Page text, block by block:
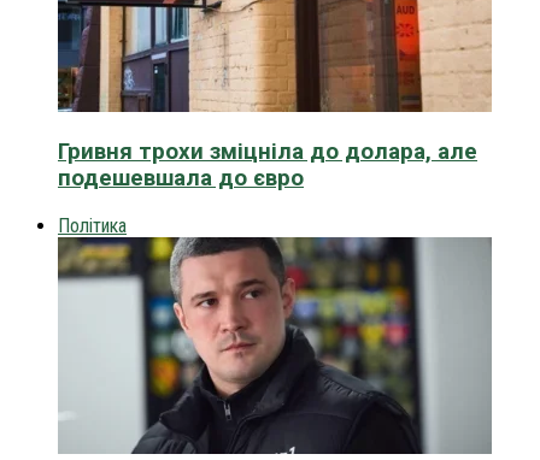
Гривня трохи зміцніла до долара, але
подешевшала до євро
Політика